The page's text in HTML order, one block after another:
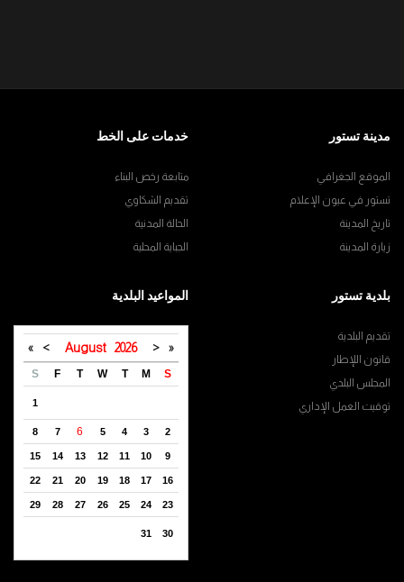
مدينة تستور
الموقع الجغرافي
تستور في عيون الإعلام
تاريخ المدينة
زيارة المدينة
خدمات على الخط
متابعة رخص البناء
تقديم الشكاوي
الحالة المدنية
الجباية المحلية
بلدية تستور
تقديم البلدية
قانون اللإطار
المجلس البلدي
توقيت العمل الإداري
المواعيد البلدية
«
<
August 2026
>
»
S
M
T
W
T
F
S
1
2
3
4
5
6
7
8
9
10
11
12
13
14
15
16
17
18
19
20
21
22
23
24
25
26
27
28
29
30
31